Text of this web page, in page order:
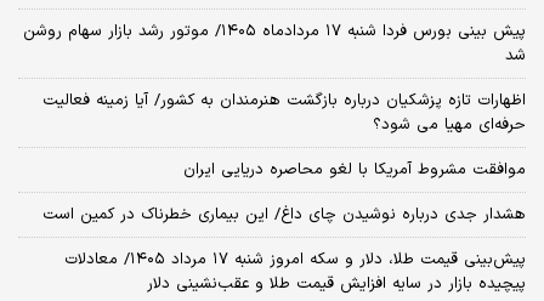
پیش بینی بورس فردا شنبه ۱۷ مردادماه ۱۴۰۵/ موتور رشد بازار سهام روشن
شد
اظهارات تازه پزشکیان درباره بازگشت هنرمندان به کشور/ آیا زمینه فعالیت
حرفه‌ای مهیا می شود؟
موافقت مشروط آمریکا با لغو محاصره دریایی ایران
هشدار جدی درباره نوشیدن چای داغ/ این بیماری خطرناک در کمین است
پیش‌بینی قیمت طلا، دلار و سکه امروز شنبه ۱۷ مرداد ۱۴۰۵/ معادلات
پیچیده بازار در سایه افزایش قیمت طلا و عقب‌نشینی دلار